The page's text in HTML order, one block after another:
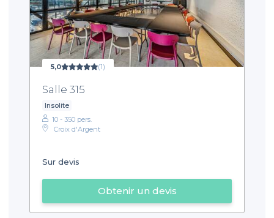
5,0 (1)
Salle 315
Insolite
10 - 350 pers.
Croix d'Argent
Sur devis
Obtenir un devis